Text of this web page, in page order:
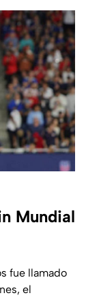
Mundial
fue llamado
el